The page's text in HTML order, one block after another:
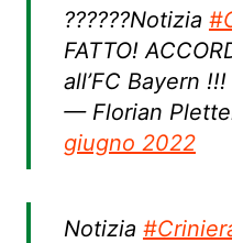
??????Notizia
FATTO!
all’FC Bayern !!!
— Florian
giugno 2022
Notizia